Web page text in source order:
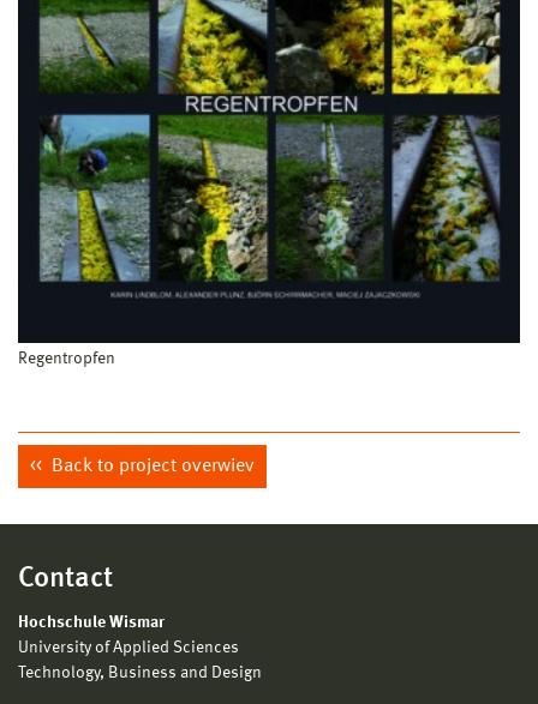
Regentropfen
Back to project overwiev
Contact
Hochschule Wismar
University of Applied Sciences
Technology, Business and Design